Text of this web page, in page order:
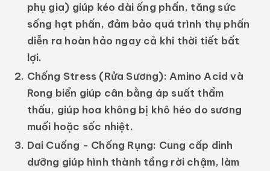
phụ gia) giúp kéo dài ống phấn, tăng sức
sống hạt phấn, đảm bảo quá trình thụ phấn
diễn ra hoàn hảo ngay cả khi thời tiết bất
lợi.
Chống Stress (Rửa Sương): Amino Acid và
Rong biển giúp cân bằng áp suất thẩm
thấu, giúp hoa không bị khô héo do sương
muối hoặc sốc nhiệt.
Dai Cuống - Chống Rụng: Cung cấp dinh
dưỡng giúp hình thành tầng rời chậm, làm